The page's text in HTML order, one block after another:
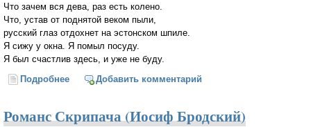
Что зачем вся дева, раз есть колено.
Что, устав от поднятой веком пыли,
русский глаз отдохнет на эстонском шпиле.
Я сижу у окна. Я помыл посуду.
Я был счастлив здесь, и уже не буду.
Подробнее о Я всегда твердил, что судьба - игра... (Иосиф
Добавить комментарий
Романс Скрипача (Иосиф Бродский)